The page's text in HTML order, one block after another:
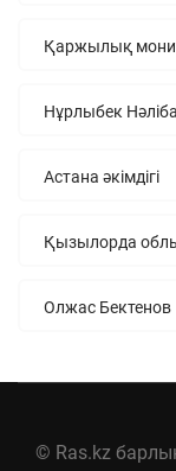
Қаржылық
Нұрлыбек
Астана әкімдігі
Қызылорда
Олжас Бектенов
© Ras.kz